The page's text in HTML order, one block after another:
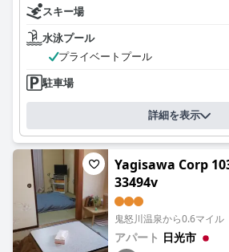
スキー場
水泳プール
プライベートプール
駐車場
詳細を表示
Yagisawa Corp
33494v
鬼怒川温泉から0.6マイル
アパート 日光市